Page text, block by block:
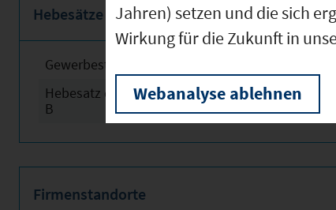
Hebesätze
Gewerbesteuerhebesatz
Hebesatz der Grundsteuer
B
2024
Firmenstandorte
Jahren) setzen und die sich
Wirkung für die Zukunft in
Webanalyse ablehnen